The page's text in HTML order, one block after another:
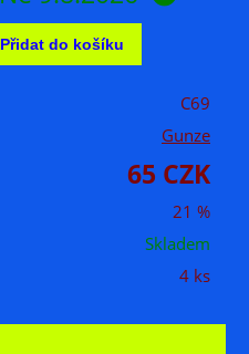
C69
Gunze
65 CZK
21 %
Skladem
4 ks